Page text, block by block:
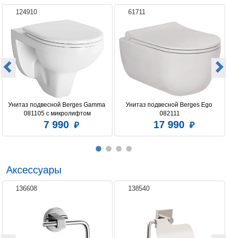
124910
Унитаз подвесной Berges Gamma
081105 c микролифтом
7 990
61711
Унитаз подвесной Berges Ego
082111
17 990
Аксессуары
136608 138540